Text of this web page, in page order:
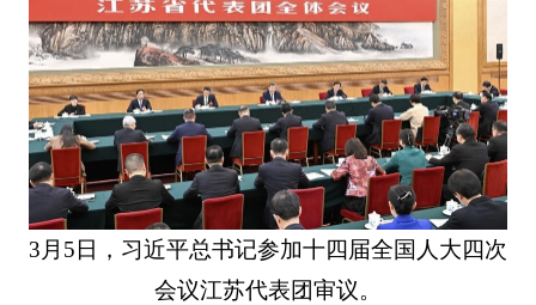
3月5日，习近平总书记参加十四届全国人大四次
会议江苏代表团审议。